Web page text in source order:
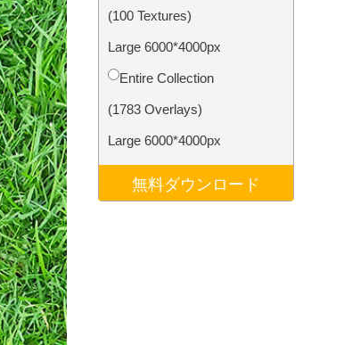
Video Editing Services
(100 Textures)
Large 6000*4000px
Entire Collection
(1783 Overlays)
Large 6000*4000px
無料ダウンロード